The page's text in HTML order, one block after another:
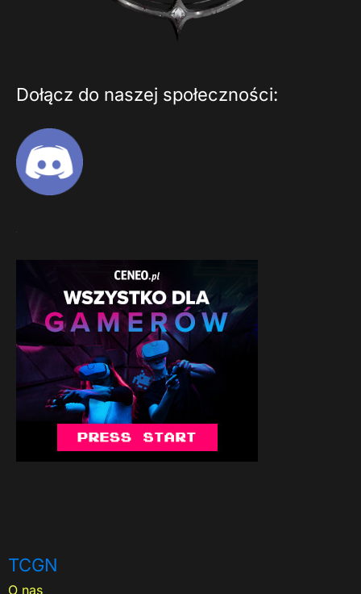
Dołącz do naszej społeczności:
TCGN
O nas